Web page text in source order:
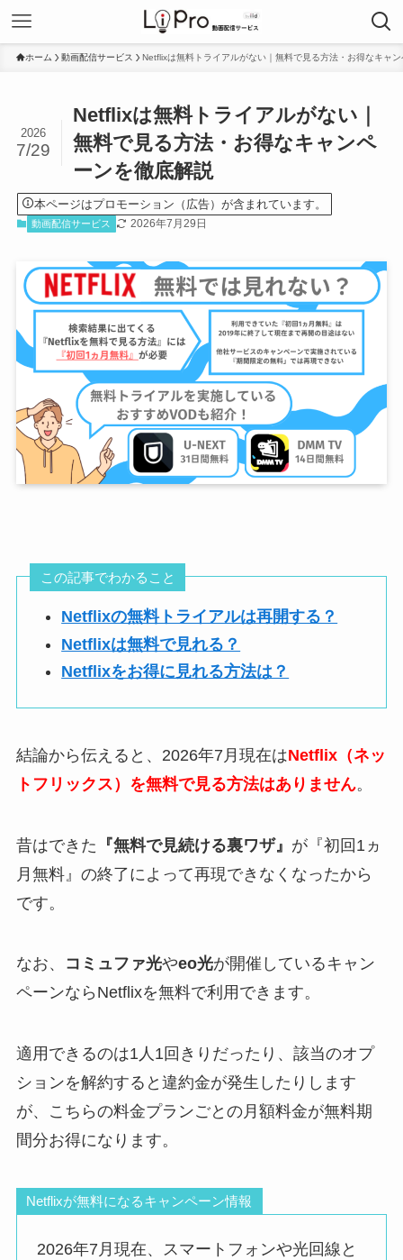
ホーム 動画配信サービス Netflixは無料トライアルがない｜無料で見る方法・お得なキャ
Netflixは無料トライアルがない｜
無料で見る方法・お得なキャンペ
ーンを徹底解説
2026
7/29
本ページはプロモーション（広告）が含まれています。
動画配信サービス 2026年7月29日
この記事でわかること
Netflixの無料トライアルは再開する？
Netflixは無料で見れる？
Netflixをお得に見れる方法は？
結論から伝えると、2026年7月現在はNetflix（ネッ
トフリックス）を無料で見る方法はありません。
昔はできた 『無料で見続ける裏ワザ』 が『初回1ヵ
月無料』の終了によって再現できなくなったから
です。
なお、 コミュファ光やeo光が開催しているキャン
ペーンならNetflixを無料で利用できます。
適用できるのは1人1回きりだったり、該当のオプ
ションを解約すると違約金が発生したりします
が、こちらの料金プランごとの月額料金が無料期
間分お得になります。
Netflixが無料になるキャンペーン情報
2026年7月現在、スマートフォンや光回線と